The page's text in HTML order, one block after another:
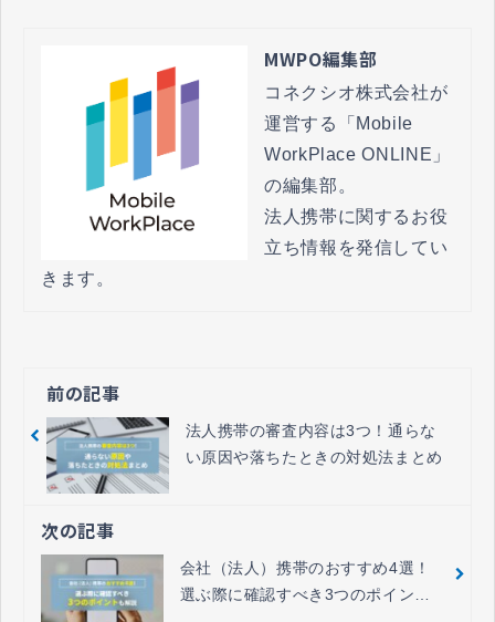
MWPO編集部
コネクシオ株式会社が
運営する「Mobile
WorkPlace ONLINE」
の編集部。
法人携帯に関するお役
立ち情報を発信してい
きます。
前の記事
法人携帯の審査内容は3つ！通らな
い原因や落ちたときの対処法まとめ
次の記事
会社（法人）携帯のおすすめ4選！
選ぶ際に確認すべき3つのポイント